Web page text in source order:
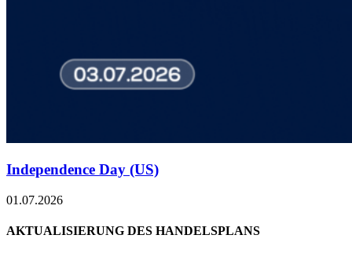
Independence Day (US)
01.07.2026
AKTUALISIERUNG DES HANDELSPLANS